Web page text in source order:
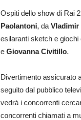
Ospiti dello show di Rai
Paolantoni, da Vladimir
esilaranti sketch e
e Giovanna Civitillo.
Divertimento assicurato
seguito dal pubblico
vedrà i concorrenti
concorrenti chiamati a